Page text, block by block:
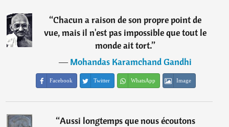
“Chacun a raison de son propre point de
vue, mais il n'est pas impossible que tout le
monde ait tort.”
―Mohandas Karamchand Gandhi
Facebook Twitter WhatsApp Image
“Aussi longtemps que nous écoutons